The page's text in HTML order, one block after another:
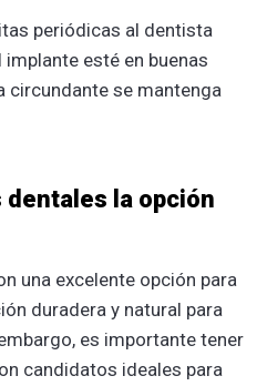
periódicas al dentista
esté en buenas
circundante se mantenga
dentales la opción
una excelente opción para
duradera y natural para
es importante tener
candidatos ideales para